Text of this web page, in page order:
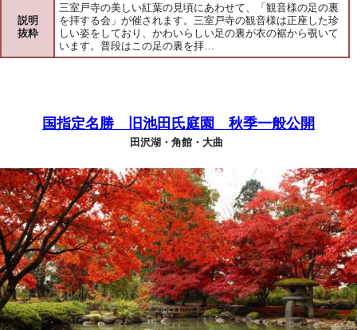
説明
抜粋
三室戸寺の美しい紅葉の見頃にあわせて、「観音様の足の裏
を拝する会」が催されます。三室戸寺の観音様は正座した珍
しい姿をしており、かわいらしい足の裏が衣の裾から覗いて
います。普段はこの足の裏を拝…
国指定名勝 旧池田氏庭園 秋季一般公開
田沢湖・角館・大曲